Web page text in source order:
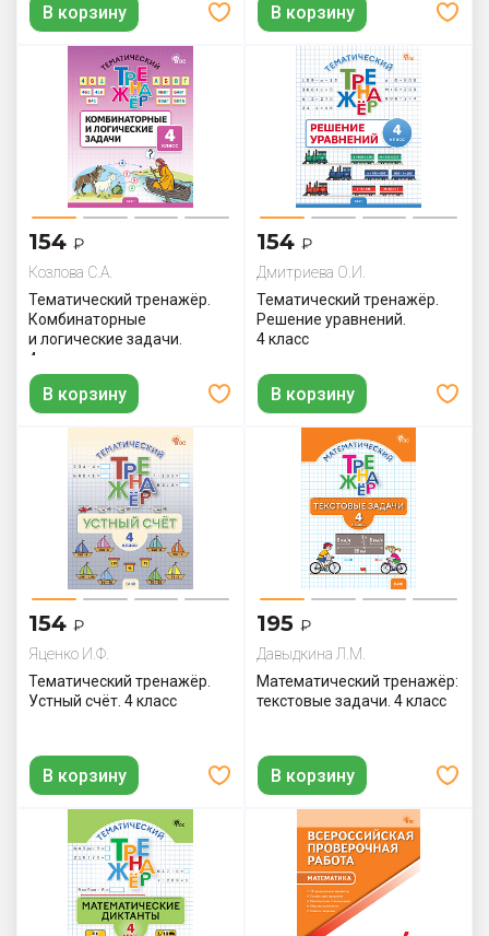
В корзину В корзину
154 ₽
Козлова С.А.
Тематический тренажёр.
Комбинаторные
и логические задачи.
4 класс
В корзину
154 ₽
Дмитриева О.И.
Тематический тренажёр.
Решение уравнений.
4 класс
В корзину
154 ₽
Яценко И.Ф.
Тематический тренажёр.
Устный счёт. 4 класс
В корзину
195 ₽
Давыдкина Л.М.
Математический тренажёр:
текстовые задачи. 4 класс
В корзину